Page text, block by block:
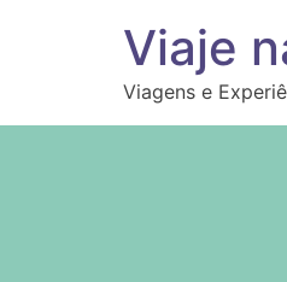
Viaje
Viagens e